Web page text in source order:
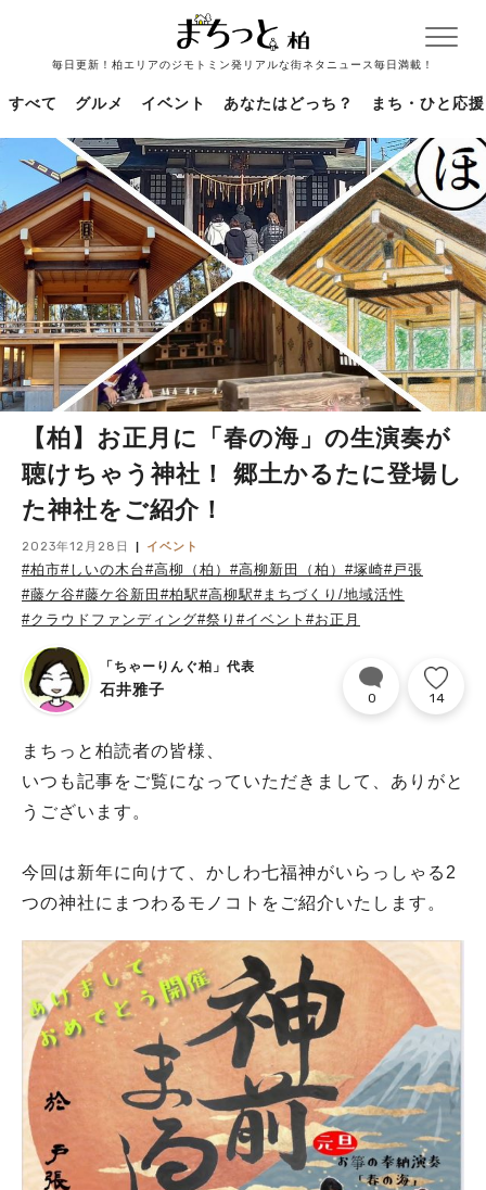
毎日更新！柏エリアのジモトミン発リアルな街ネタニュース毎日満載！
すべて グルメ イベント あなたはどっち？ まち・ひと応援
【柏】お正月に「春の海」の生演奏が
聴けちゃう神社！ 郷土かるたに登場し
た神社をご紹介！
2023年12月28日 イベント
#柏市#しいの木台#高柳（柏） #高柳新田（柏） #塚崎#戸張
#藤ケ谷#藤ケ谷新田 #柏駅#高柳駅#まちづくり/地域活性
#クラウドファンディング#祭り #イベント #お正月
「ちゃーりんぐ柏」代表
石井雅子 0 14
まちっと柏読者の皆様、
いつも記事をご覧になっていただきまして、ありがと
うございます。
今回は新年に向けて、かしわ七福神がいらっしゃる2
つの神社にまつわるモノコトをご紹介いたします。